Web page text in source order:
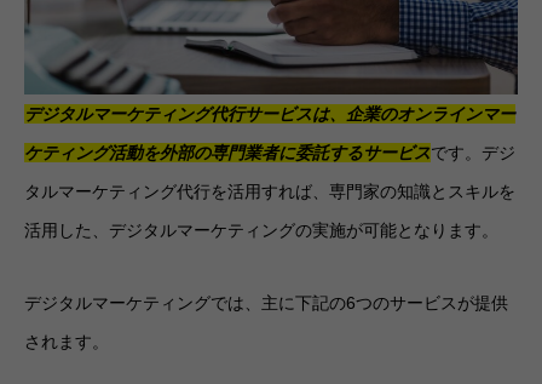
デジタルマーケティング代行サービスは、企業のオンラインマー
ケティング活動を外部の専門業者に委託するサービスです。デジ
タルマーケティング代行を活用すれば、専門家の知識とスキルを
活用した、デジタルマーケティングの実施が可能となります。
デジタルマーケティングでは、主に下記の6つのサービスが提供
されます。